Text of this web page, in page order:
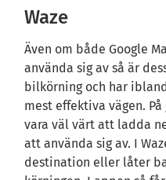
Waze
Även om både Google
använda sig av så är
bilkörning och har
mest effektiva vägen.
vara väl värt att ladda
att använda sig av. I
destination eller låter